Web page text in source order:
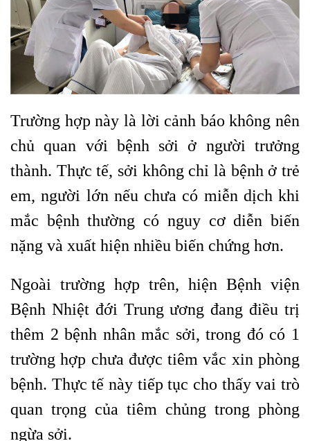
Trường hợp này là lời cảnh báo không nên
chủ quan với bệnh sởi ở người trưởng
thành. Thực tế, sởi không chỉ là bệnh ở trẻ
em, người lớn nếu chưa có miễn dịch khi
mắc bệnh thường có nguy cơ diễn biến
nặng và xuất hiện nhiều biến chứng hơn.
Ngoài trường hợp trên, hiện Bệnh viện
Bệnh Nhiệt đới Trung ương đang điều trị
thêm 2 bệnh nhân mắc sởi, trong đó có 1
trường hợp chưa được tiêm vắc xin phòng
bệnh. Thực tế này tiếp tục cho thấy vai trò
quan trọng của tiêm chủng trong phòng
ngừa sởi.